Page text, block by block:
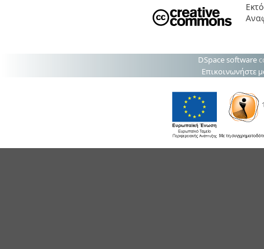
DSpace software
Επικοινωνήστε